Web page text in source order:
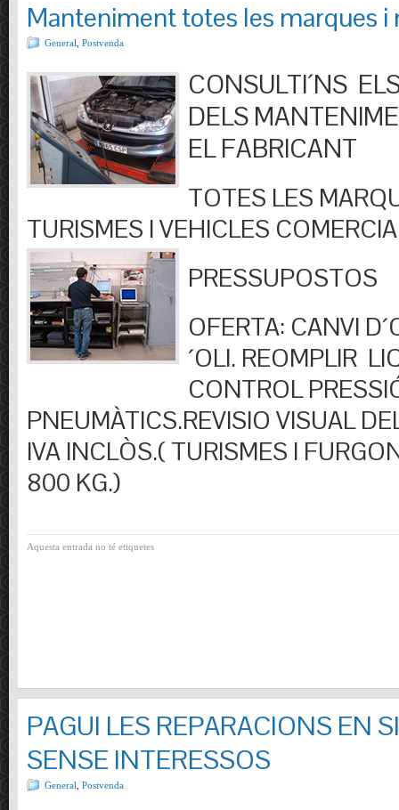
Manteniment totes les marques i
General Postvenda
CONSULTI´NS
DELS
EL FABRICANT
TOTES LES
TURISMES I VEHICLES
PRESSUPOSTOS
OFERTA: CANVI
´OLI. REOMPLIR
CONTROL
PNEUMÀTICS.REVISIO VISUAL
IVA INCLÒS.( TURISMES I
800 KG.)
Aquesta entrada no té etiquetes
PAGUI LES REPARACIONS EN
SENSE INTERESSOS
General Postvenda